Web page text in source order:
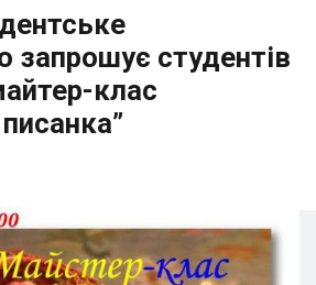
запрошує студентів
клас